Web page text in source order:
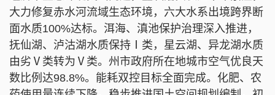
大力修复赤水河流域生态环境，六大水系出境跨界断
面水质100%达标。洱海、滇池保护治理深入推进，
抚仙湖、泸沽湖水质保持Ⅰ类，星云湖、异龙湖水质
由劣Ⅴ类转为Ⅴ类。州市政府所在地城市空气优良天
数比例达98.8%。能耗双控目标全面完成。化肥、农